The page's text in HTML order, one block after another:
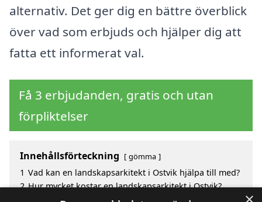
alternativ. Det ger dig en bättre överblick
över vad som erbjuds och hjälper dig att
fatta ett informerat val.
Få 3 erbjudanden, gratis och utan
förpliktelser
Innehållsförteckning gömma
1 Vad kan en landskapsarkitekt i Ostvik hjälpa till med?
2 Hur mycket kostar en landskapsarkitekt i Ostvik?
Fördelar med att välja landskapsarkitekt i Ostvik